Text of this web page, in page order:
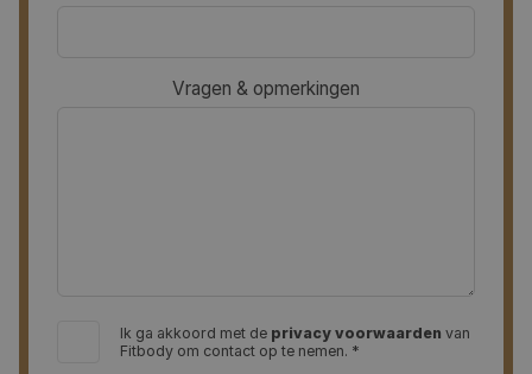
Vragen & opmerkingen
Ik ga akkoord met de privacy voorwaarden van
Fitbody om contact op te nemen. *